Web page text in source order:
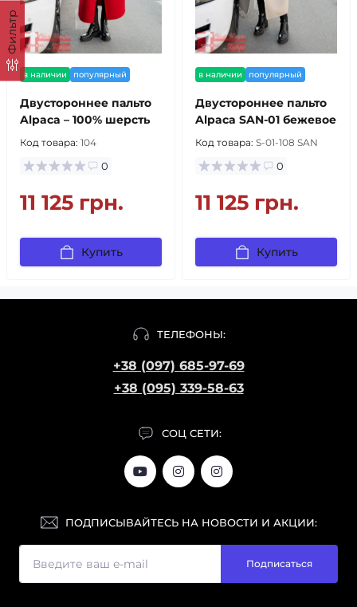
Фильтр
в наличии популярный
Двустороннее пальто
Alpaca – 100% шерсть
Код товара: 104
0
11 125 грн.
Купить
в наличии популярный
Двустороннее пальто
Alpaca SAN-01 бежевое
Код товара: S-01-108 SAN
0
11 125 грн.
Купить
ТЕЛЕФОНЫ:
+38 (097) 685-97-69
+38 (095) 339-58-63
СОЦ СЕТИ:
ПОДПИСЫВАЙТЕСЬ НА НОВОСТИ И АКЦИИ:
Подписаться